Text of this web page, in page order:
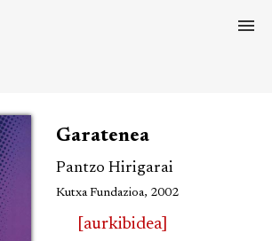
Garatenea
Pantzo Hirigarai
Kutxa Fundazioa, 2002
[aurkibidea]